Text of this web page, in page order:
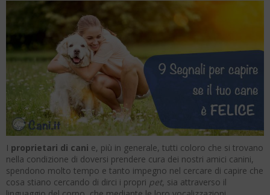
I proprietari di cani e, più in generale, tutti coloro che si trovano
nella condizione di doversi prendere cura dei nostri amici canini,
spendono molto tempo e tanto impegno nel cercare di capire che
cosa stiano cercando di dirci i propri pet, sia attraverso il